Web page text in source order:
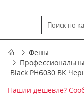
Фены
Black PH6030.BK
Нашли дешевле?